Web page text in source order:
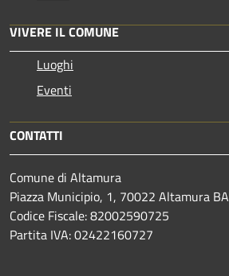
VIVERE IL COMUNE
Luoghi
Eventi
CONTATTI
Comune di Altamura
Piazza Municipio, 1, 70022 Altamura BA
Codice Fiscale: 82002590725
Partita IVA: 02422160727